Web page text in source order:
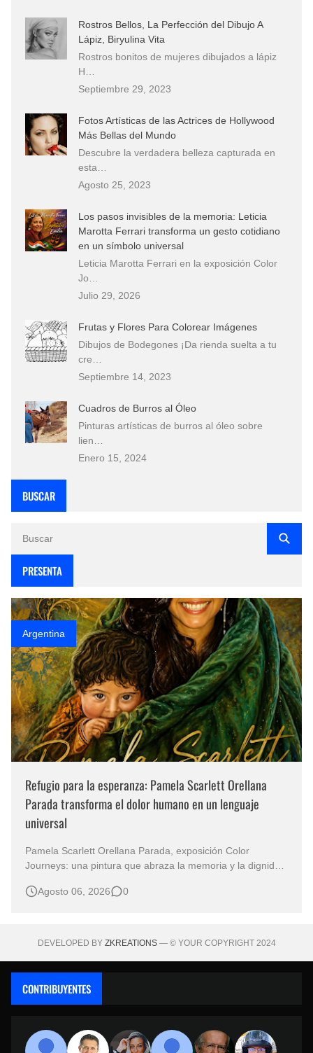
Rostros Bellos, La Perfección del Dibujo A
Lápiz, Biryulina Vita
Rostros bonitos de mujeres dibujados a lápiz
H…
Septiembre 29, 2023
Fotos Artísticas de las Actrices de Hollywood
Más Bellas del Mundo
Descubre la verdadera belleza capturada en
esta…
Agosto 25, 2023
Los pasos invisibles de la memoria: Leticia
Marotta Ferrari transforma un gesto cotidiano
en un símbolo universal
Leticia Marotta Ferrari en la exposición Color
Jo…
Julio 29, 2026
Frutas y Flores Para Colorear Imágenes
Dibujos de Bodegones ¡Da rienda suelta a tu
cre…
Septiembre 14, 2023
Cuadros de Burros al Óleo
Pinturas artísticas de burros al óleo sobre
lien…
Enero 15, 2024
BUSCAR
PRESENTA
Argentina
Refugio para la esperanza: Pamela Scarlett Orellana
Parada transforma el dolor humano en un lenguaje
universal
Pamela Scarlett Orellana Parada, exposición Color
Journeys: una pintura que abraza la memoria y la dignidad
obras no necesitan levantar la voz para permanecer en la
Agosto 06, 2026 0
DEVELOPED BY ZKREATIONS— © YOUR COPYRIGHT 2024
CONTRIBUYENTES